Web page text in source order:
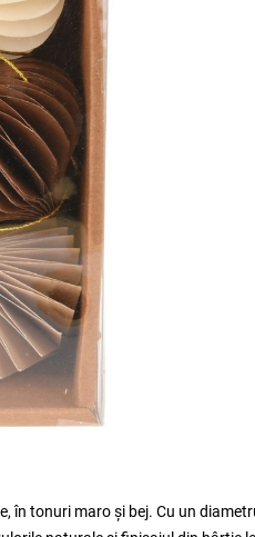
în tonuri maro și bej. Cu un